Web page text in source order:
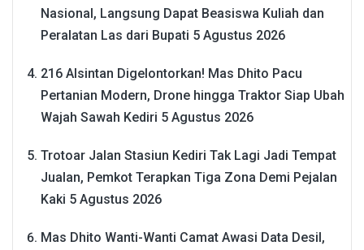
Nasional, Langsung Dapat Beasiswa Kuliah dan
Peralatan Las dari Bupati 5 Agustus 2026
216 Alsintan Digelontorkan! Mas Dhito Pacu
Pertanian Modern, Drone hingga Traktor Siap Ubah
Wajah Sawah Kediri 5 Agustus 2026
Trotoar Jalan Stasiun Kediri Tak Lagi Jadi Tempat
Jualan, Pemkot Terapkan Tiga Zona Demi Pejalan
Kaki 5 Agustus 2026
Mas Dhito Wanti-Wanti Camat Awasi Data Desil,